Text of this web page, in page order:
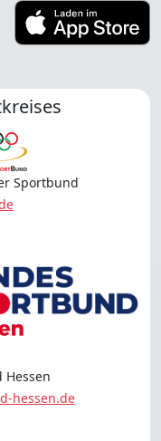
Sportbund
Hessen
hessen.de